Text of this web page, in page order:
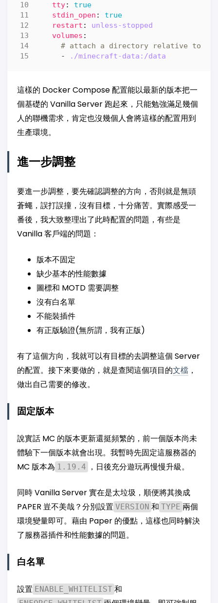
tty:
true
stdin_open :
true
restart :
unless-stopped
volumes :
# attach a directory relative to
-
./minecraft-data:/data
這樣的 Docker Compose 配置能以最新的版本把一
個基礎的 Vanilla Server 跑起來，只能勉強滿足幾個
人的聯機需求，肯定也沒幾個人會將這樣的配置用到
生產環境。
進一步調整
要進一步調整，要先確認調整的方向，否則就是無頭
蒼蠅，誤打誤撞，沒有目標，十分痛苦。實際感受一
番後，我大致整理出了此時配置的問題，有些是
Vanilla 客戶端的問題：
版本不固定
缺少基本的性能數據
圖標和 MOTD 需要調整
沒有白名單
不能裝插件
有正版驗證(無所謂，我有正版)
有了這個方向，我就可以有目標的去調整這個 Server
的配置。接下來要做的，就是查閱這個項目的文檔 ，
做出自己需要的修改。
固定版本
說實話 MC 的版本更新還挺頻繁的，前一個版本尚未
體驗下一個版本就會出現。我暫時先固定這服務器的
MC 版本為 1.19.4 ，日後充分遊玩再慢慢升級。
同時 Vanilla Server 實在是太垃圾，順便將其換成
PAPER 豈不美哉？分別設置 VERSION 和 TYPE 兩個
環境變量即可。藉由 Paper 的優點，這樣也同時解決
了服務器插件和性能數據的問題。
白名單
設置 ENABLE_WHITELIST 和